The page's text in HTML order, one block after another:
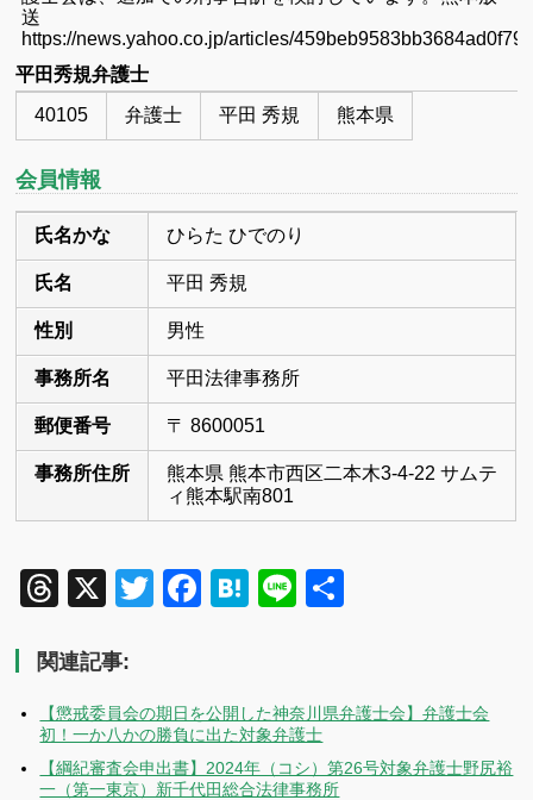
送
https://news.yahoo.co.jp/articles/
平田秀規弁護士
40105
弁護士 平田 秀規 熊本県
会員情報
氏名かな ひらた ひでのり
氏名 平田 秀規
性別 男性
事務所名 平田法律事務所
郵便番号 〒 8600051
事務所住所
熊本県 熊本市西区二本木3-4-22 サムテ
ィ熊本駅南801
Threads
X TwitterFacebook
Hatena
Line
関連記事:
【懲戒委員会の期日を公開した神奈川県弁護士会】弁護士会
初！一か八かの勝負に出た対象弁護士
【綱紀審査会申出書】2024年（コシ）第26号対象弁護士野尻裕
一（第一東京）新千代田総合法律事務所